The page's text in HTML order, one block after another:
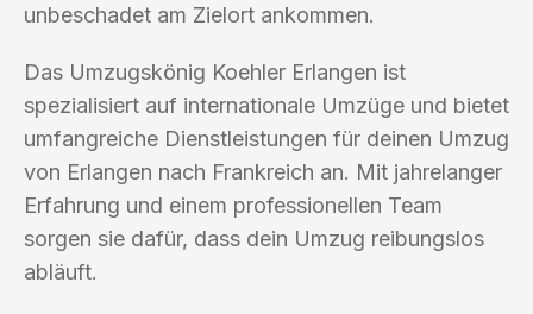
unbeschadet am Zielort ankommen.
Das Umzugskönig Koehler Erlangen ist
spezialisiert auf internationale Umzüge und bietet
umfangreiche Dienstleistungen für deinen Umzug
von Erlangen nach Frankreich an. Mit jahrelanger
Erfahrung und einem professionellen Team
sorgen sie dafür, dass dein Umzug reibungslos
abläuft.